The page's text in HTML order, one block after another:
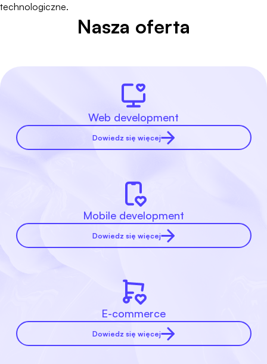
technologiczne.
Nasza oferta
Web development
Dowiedz się więcej
Mobile development
Dowiedz się więcej
E-commerce
Dowiedz się więcej